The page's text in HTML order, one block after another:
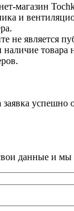
магазин
и
не является
товара
успешно
данные и мы